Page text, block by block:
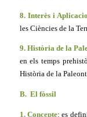
8. Interès i
les Ciències de la
9. Història de la
en els temps
Història de la
B. El fòssil
1. Concepte: es